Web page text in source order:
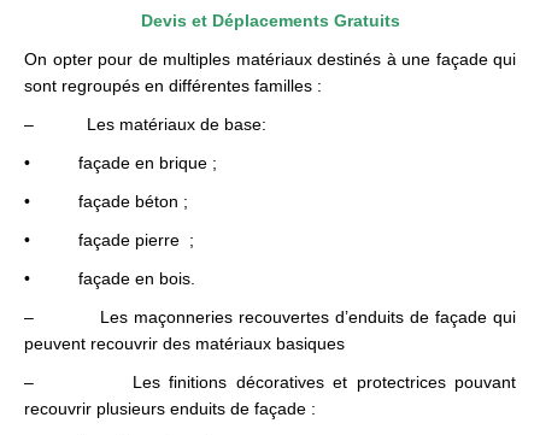
Devis et Déplacements Gratuits
On opter pour de multiples matériaux destinés à une façade qui
sont regroupés en différentes familles :
– Les matériaux de base:
• façade en brique ;
• façade béton ;
• façade pierre ;
• façade en bois.
– Les maçonneries recouvertes d’enduits de façade qui
peuvent recouvrir des matériaux basiques
– Les finitions décoratives et protectrices pouvant
recouvrir plusieurs enduits de façade :